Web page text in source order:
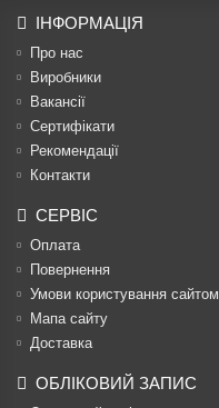
ІНФОРМАЦІЯ
Про нас
Виробники
Вакансії
Сертифікати
Рекомендації
Контакти
СЕРВІС
Оплата
Повернення
Умови користування сайтом
Мапа сайту
Доставка
ОБЛІКОВИЙ ЗАПИС